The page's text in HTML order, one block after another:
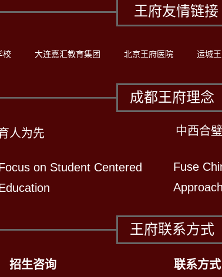
王府友情链接
校 大连嘉汇教育集团 北京王府医院 运城
成都王府理念
人为先 中西合璧
on Student Centered
Fuse
王府联系方式
招生咨询 联系方式